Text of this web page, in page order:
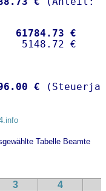
61784.73 €
€
Tabelle Beamte
3 4